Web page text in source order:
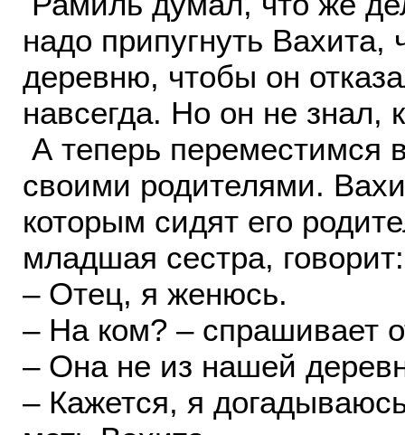
надо припугнуть
деревню, чтобы он
навсегда. Но он не
А теперь переместимся
своими родителями.
которым сидят его
младшая сестра, говорит:
– Отец, я женюсь.
– На ком? – спрашивает
– Она не из нашей
– Кажется, я